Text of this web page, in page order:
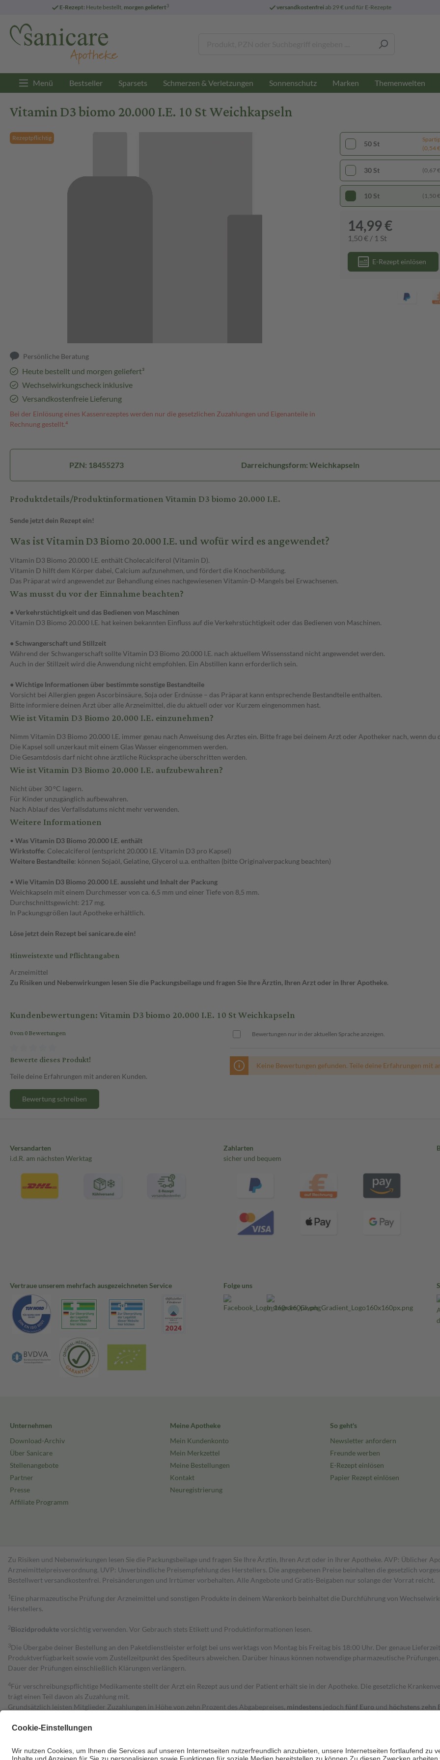
E-Rezept: Heute bestellt, morgen geliefert3 versandkostenfreiab 29 € und für E-Rezepte
Menü Bestseller Sparsets Schmerzen & Verletzungen Sonnenschutz Marken Themenwelten
Vitamin D3 biomo 20.000 I.E. 10 St Weichkapseln
Rezeptpflichtig
Persönliche Beratung
Heute bestellt und morgen geliefert³
Wechselwirkungscheck inklusive
Versandkostenfreie Lieferung
Bei der Einlösung eines Kassenrezeptes werden nur die gesetzlichen Zuzahlungen und Eigenanteile in
Rechnung gestellt.⁴
50 St
(0,54
30 St (0,67
10 St (1,50
14,99 €
1,50 € / 1 St
E-Rezept einlösen
PZN: 18455273 Darreichungsform: Weichkapseln
Produktdetails/Produktinformationen Vitamin D3 biomo 20.000 I.E.
Sende jetzt dein Rezept ein!
Was ist Vitamin D3 Biomo 20.000 I.E. und wofür wird es angewendet?
Vitamin D3 Biomo 20.000 I.E. enthält Cholecalciferol (Vitamin D).
Vitamin D hilft dem Körper dabei, Calcium aufzunehmen, und fördert die Knochenbildung.
Das Präparat wird angewendet zur Behandlung eines nachgewiesenen Vitamin-D-Mangels bei Erwachsenen.
Was musst du vor der Einnahme beachten?
● Verkehrstüchtigkeit und das Bedienen von Maschinen
Vitamin D3 Biomo 20.000 I.E. hat keinen bekannten Einfluss auf die Verkehrstüchtigkeit oder das Bedienen von Maschinen.
● Schwangerschaft und Stillzeit
Während der Schwangerschaft sollte Vitamin D3 Biomo 20.000 I.E. nach aktuellem Wissensstand nicht angewendet werden.
Auch in der Stillzeit wird die Anwendung nicht empfohlen. Ein Abstillen kann erforderlich sein.
● Wichtige Informationen über bestimmte sonstige Bestandteile
Vorsicht bei Allergien gegen Ascorbinsäure, Soja oder Erdnüsse – das Präparat kann entsprechende Bestandteile enthalten.
Bitte informiere deinen Arzt über alle Arzneimittel, die du aktuell oder vor Kurzem eingenommen hast.
Wie ist Vitamin D3 Biomo 20.000 I.E. einzunehmen?
Nimm Vitamin D3 Biomo 20.000 I.E. immer genau nach Anweisung des Arztes ein. Bitte frage bei deinem Arzt oder Apotheker nach, wenn du
Die Kapsel soll unzerkaut mit einem Glas Wasser eingenommen werden.
Die Gesamtdosis darf nicht ohne ärztliche Rücksprache überschritten werden.
Wie ist Vitamin D3 Biomo 20.000 I.E. aufzubewahren?
Nicht über 30 °C lagern.
Für Kinder unzugänglich aufbewahren.
Nach Ablauf des Verfallsdatums nicht mehr verwenden.
Weitere Informationen
• Was Vitamin D3 Biomo 20.000 I.E. enthält
Wirkstoffe: Colecalciferol (entspricht 20.000 I.E. Vitamin D3 pro Kapsel)
Weitere Bestandteile: können Sojaöl, Gelatine, Glycerol u.a. enthalten (bitte Originalverpackung beachten)
• Wie Vitamin D3 Biomo 20.000 I.E. aussieht und Inhalt der Packung
Weichkapseln mit einem Durchmesser von ca. 6,5 mm und einer Tiefe von 8,5 mm.
Durchschnittsgewicht: 217 mg.
In Packungsgrößen laut Apotheke erhältlich.
Löse jetzt dein Rezept bei sanicare.de ein!
Hinweistexte und Pflichtangaben
Arzneimittel
Zu Risiken und Nebenwirkungen lesen Sie die Packungsbeilage und fragen Sie Ihre Ärztin, Ihren Arzt oder in Ihrer Apotheke.
Kundenbewertungen: Vitamin D3 biomo 20.000 I.E. 10 St Weichkapseln
0 von 0 Bewertungen
Bewerte dieses Produkt!
Teile deine Erfahrungen mit anderen Kunden.
Bewertung schreiben
Bewertungen nur in der aktuellen Sprache anzeigen.
Keine Bewertungen gefunden. Teile deine Erfahrungen mit
Versandarten
i.d.R. am nächsten Werktag
Zahlarten
sicher und bequem
Vertraue unserem mehrfach ausgezeichneten Service Folge uns
Unternehmen
Download-Archiv
Über Sanicare
Stellenangebote
Partner
Presse
Affiliate Programm
Meine Apotheke
Mein Kundenkonto
Mein Merkzettel
Meine Bestellungen
Kontakt
Neuregistrierung
So geht's
Newsletter anfordern
Freunde werben
E-Rezept einlösen
Papier Rezept einlösen
Zu Risiken und Nebenwirkungen lesen Sie die Packungsbeilage und fragen Sie Ihre Ärztin, Ihren Arzt oder in Ihrer Apotheke. AVP: Üblicher
Arzneimittelpreisverordnung. UVP: Unverbindliche Preisempfehlung des Herstellers. Die angegebenen Preise beinhalten die gesetzlich
Bestell­wert versand­kosten­frei. Preisänderungen und Irrtümer vorbehalten. Alle Angebote und Gratis-Beigaben nur solange der Vorrat reicht.
1 Eine pharmazeutische Prüfung der Arzneimittel und sonstigen Produkte in deinem Warenkorb beinhaltet die Durchführung von
Herstellers.
2Biozidproduktevorsichtig verwenden. Vor Gebrauch stets Etikett und Produktinformationen lesen.
3Die Übergabe deiner Bestellung an den Paketdienstleister erfolgt bei uns werktags von Montag bis Freitag bis 18:00 Uhr. Der genaue
Produktverfügbarkeit sowie vom Zustellzeitpunkt des Spediteurs abweichen. Darüber hinaus können notwendige pharmazeutische
Dauer der Prüfungen einschließlich Klärungen verlängern.
4Für verschreibungspflichtige Medikamente stellt der Arzt ein Rezept aus und der Patient erhält sie in der Apotheke. Die gesetzliche
trägt einen Teil davon als Zuzahlung mit.
Grundsätzlich leisten Mitglieder Zuzahlungen in Höhe von zehn Prozent des Abgabepreises, mindestens jedoch fünf Euro und höchstens zehn
Diese Regeln gelten grundsätzlich auch für Online-Apotheken.
Um das Engagement der Versicherten für ihre eigene Gesundheit zu stärken und die besondere Stellung der Familie zu unterstützen, fallen
• Kindern und Jugendlichen bis zum vollendeten 18. Lebensjahr mit Ausnahme der Fahrkosten